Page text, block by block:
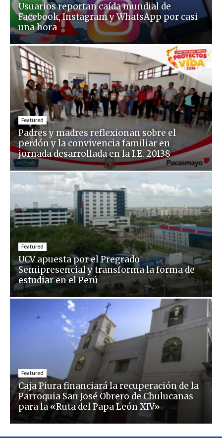
Usuarios reportan caída mundial de
Facebook, Instagram y WhatsApp por casi
una hora
Featured
Padres y madres reflexionan sobre el
perdón y la convivencia familiar en
jornada desarrollada en la I.E. 20138
Featured
UCV apuesta por el Pregrado
Semipresencial y transforma la forma de
estudiar en el Perú
Featured
Caja Piura financiará la recuperación de la
Parroquia San José Obrero de Chulucanas
para la «Ruta del Papa León XIV»